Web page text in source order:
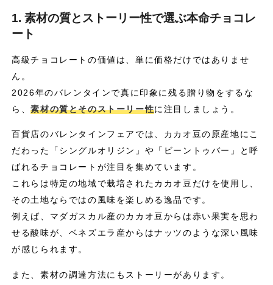
1. 素材の質とストーリー性で選ぶ本命チョコレ
ート
高級チョコレートの価値は、単に価格だけではありませ
ん。
2026年のバレンタインで真に印象に残る贈り物をするな
ら、素材の質とそのストーリー性に注目しましょう。
百貨店のバレンタインフェアでは、カカオ豆の原産地にこ
だわった「シングルオリジン」や「ビーントゥバー」と呼
ばれるチョコレートが注目を集めています。
これらは特定の地域で栽培されたカカオ豆だけを使用し、
その土地ならではの風味を楽しめる逸品です。
例えば、マダガスカル産のカカオ豆からは赤い果実を思わ
せる酸味が、ベネズエラ産からはナッツのような深い風味
が感じられます。
また、素材の調達方法にもストーリーがあります。